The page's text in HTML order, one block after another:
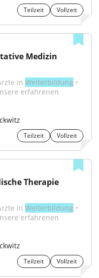
Teilzeit Vollzeit
Medizin
in Weiterbildung •
erfahrenen
Teilzeit Vollzeit
Therapie
in Weiterbildung •
erfahrenen
Teilzeit Vollzeit